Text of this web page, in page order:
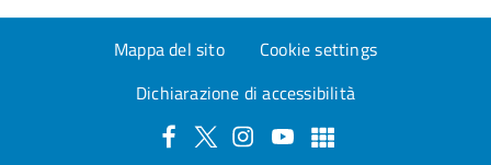
Mappa del sito
Cookie settings
Dichiarazione di accessibilità